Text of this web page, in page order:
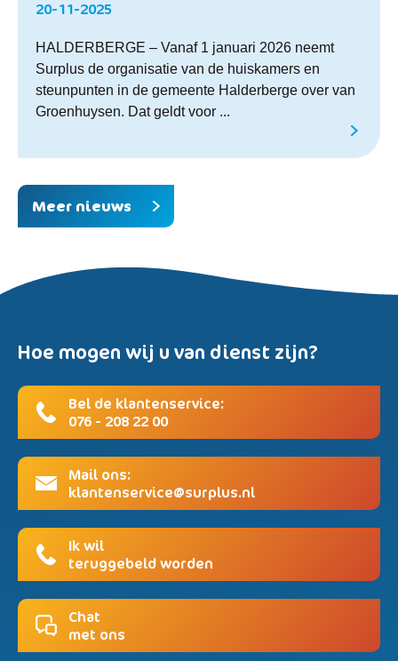
20-11-2025
HALDERBERGE – Vanaf 1 januari 2026 neemt
Surplus de organisatie van de huiskamers en
steunpunten in de gemeente Halderberge over van
Groenhuysen. Dat geldt voor ...
Meer nieuws
Hoe mogen wij u van dienst zijn?
Bel de klantenservice:
076 - 208 22 00
Mail ons:
klantenservice@surplus.nl
Ik wil
teruggebeld worden
Chat
met ons